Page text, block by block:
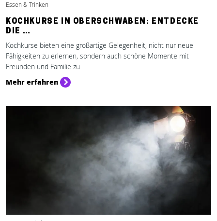
Essen & Trinken
KOCHKURSE IN OBERSCHWABEN: ENTDECKE
DIE …
Kochkurse bieten eine großartige Gelegenheit, nicht nur neue
Fähigkeiten zu erlernen, sondern auch schöne Momente mit
Freunden und Familie zu
Mehr erfahren